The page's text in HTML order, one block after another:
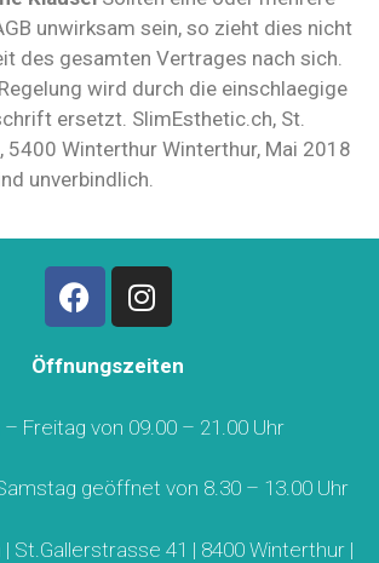
unwirksam sein, so zieht dies nicht
des gesamten Vertrages nach sich.
wird durch die einschlaegige
ersetzt. SlimEsthetic.ch, St.
5400 Winterthur Winterthur, Mai 2018
unverbindlich.
Öffnungszeiten
Freitag von 09.00 – 21.00 Uhr
geöffnet von 8.30 – 13.00 Uhr
St.Gallerstrasse 41 | 8400 Winterthur |